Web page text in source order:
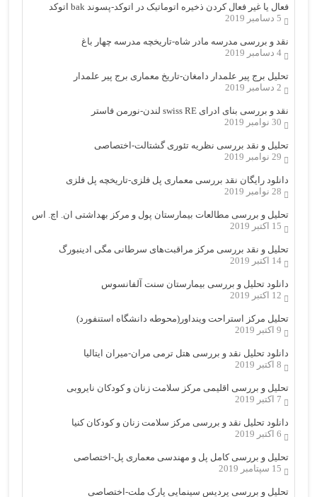
فعال یا غیر فعال کردن ذخیره اتوماتیک در اتوکد-پسوند bak اتوکد
5 دسامبر 2019
نقد و بررسی مدرسه مادر شاه-تاریخچه مدرسه چهار باغ
4 دسامبر 2019
تحلیل برج پیر علمدار دامغان-تاریخ معماری برج پیر علمدار
2 دسامبر 2019
نقد و بررسی بنای ادرای swiss RE لندن-نورمن فاستر
30 نوامبر 2019
تحلیل و نقد بررسی نظریه تئوری گشتالت-اختصاصی
29 نوامبر 2019
دانلود رایگان نقد بررسی معماری پل فلزی-تاریخچه پل فلزی
28 نوامبر 2019
تحلیل و بررسی مطالعات بیمارستان پول و مرکز بهداشتی ان. اچ. اس
15 اکتبر 2019
تحلیل و نقد بررسی مرکز مراقبت‌های سرطانی مگی ادینبورگ
14 اکتبر 2019
دانلود تحلیل و بررسی بیمارستان سنت آلفانسوس
12 اکتبر 2019
تحلیل مرکز استراحت وینداور(محوطه دانشگاه استنفورد)
9 اکتبر 2019
دانلود تحلیل نقد و بررسی هتل ترمی مران-میران ایتالیا
8 اکتبر 2019
تحلیل و بررسی اقلیمی مرکز سلامت زنان و کودکان نایروبی
7 اکتبر 2019
دانلود تحلیل نقد و بررسی مرکز سلامت زنان و کودکان کنیا
6 اکتبر 2019
تحلیل و بررسی کامل پل و مهندسی معماری پل-اختصاصی
15 سپتامبر 2019
تحلیل و بررسی پردیس سینمایی پارک ملت-اختصاصی